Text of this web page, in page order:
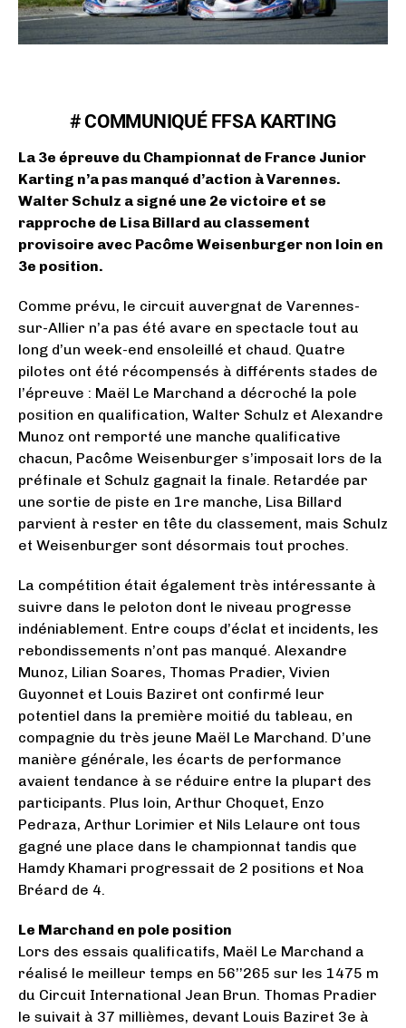
# COMMUNIQUÉ FFSA KARTING
La 3e épreuve du Championnat de France Junior
Karting n’a pas manqué d’action à Varennes.
Walter Schulz a signé une 2e victoire et se
rapproche de Lisa Billard au classement
provisoire avec Pacôme Weisenburger non loin en
3e position.
Comme prévu, le circuit auvergnat de Varennes-
sur-Allier n’a pas été avare en spectacle tout au
long d’un week-end ensoleillé et chaud. Quatre
pilotes ont été récompensés à différents stades de
l’épreuve : Maël Le Marchand a décroché la pole
position en qualification, Walter Schulz et Alexandre
Munoz ont remporté une manche qualificative
chacun, Pacôme Weisenburger s’imposait lors de la
préfinale et Schulz gagnait la finale. Retardée par
une sortie de piste en 1re manche, Lisa Billard
parvient à rester en tête du classement, mais Schulz
et Weisenburger sont désormais tout proches.
La compétition était également très intéressante à
suivre dans le peloton dont le niveau progresse
indéniablement. Entre coups d’éclat et incidents, les
rebondissements n’ont pas manqué. Alexandre
Munoz, Lilian Soares, Thomas Pradier, Vivien
Guyonnet et Louis Baziret ont confirmé leur
potentiel dans la première moitié du tableau, en
compagnie du très jeune Maël Le Marchand. D’une
manière générale, les écarts de performance
avaient tendance à se réduire entre la plupart des
participants. Plus loin, Arthur Choquet, Enzo
Pedraza, Arthur Lorimier et Nils Lelaure ont tous
gagné une place dans le championnat tandis que
Hamdy Khamari progressait de 2 positions et Noa
Bréard de 4.
Le Marchand en pole position
Lors des essais qualificatifs, Maël Le Marchand a
réalisé le meilleur temps en 56’’265 sur les 1475 m
du Circuit International Jean Brun. Thomas Pradier
le suivait à 37 millièmes, devant Louis Baziret 3e à